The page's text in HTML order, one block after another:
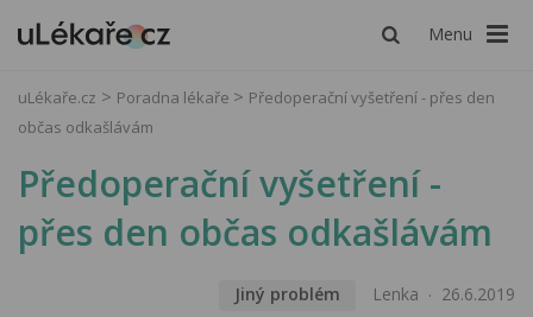
Menu
uLékaře.cz Poradna lékaře
Předoperační vyšetření - přes den
občas odkašlávám
Předoperační vyšetření -
přes den občas odkašlávám
Jiný problém Lenka 26.6.2019